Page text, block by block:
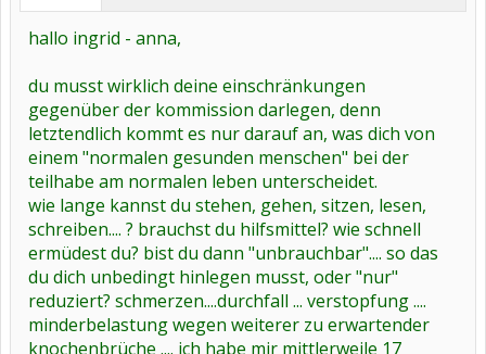
hallo ingrid - anna,
du musst wirklich deine einschränkungen
gegenüber der kommission darlegen, denn
letztendlich kommt es nur darauf an, was dich von
einem "normalen gesunden menschen" bei der
teilhabe am normalen leben unterscheidet.
wie lange kannst du stehen, gehen, sitzen, lesen,
schreiben.... ? brauchst du hilfsmittel? wie schnell
ermüdest du? bist du dann "unbrauchbar".... so das
du dich unbedingt hinlegen musst, oder "nur"
reduziert? schmerzen....durchfall ... verstopfung ....
minderbelastung wegen weiterer zu erwartender
knochenbrüche .... ich habe mir mittlerweile 17